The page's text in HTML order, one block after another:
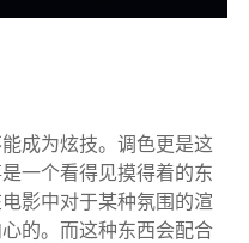
成为炫技。调色更是这
一个看得见摸得着的东
影中对于某种氛围的渲
的。而这种东西会配合